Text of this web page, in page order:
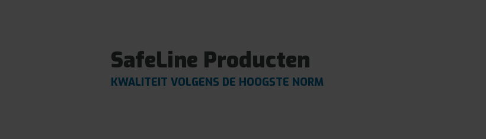
SafeLine Producten
KWALITEIT VOLGENS DE HOOGSTE NORM